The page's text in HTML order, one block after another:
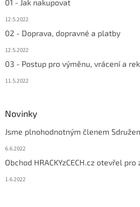
01 - Jak nakupovat
12.5.2022
02 - Doprava, dopravné a platby
12.5.2022
03 - Postup pro výměnu, vrácení a
11.5.2022
Novinky
Jsme plnohodnotným členem
6.6.2022
Obchod HRACKYzCECH.cz otevřel
1.6.2022